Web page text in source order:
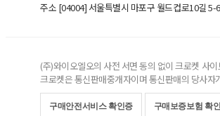
주소 [04004] 서울특별시 마포구 월드컵로10길5-6
(주)와이오엘오의 사전 서면 동의 없이 크로켓 사
크로켓은 통신판매중개자이며 통신판매의 당사
구매안전서비스 확인증 구매보증보험 확